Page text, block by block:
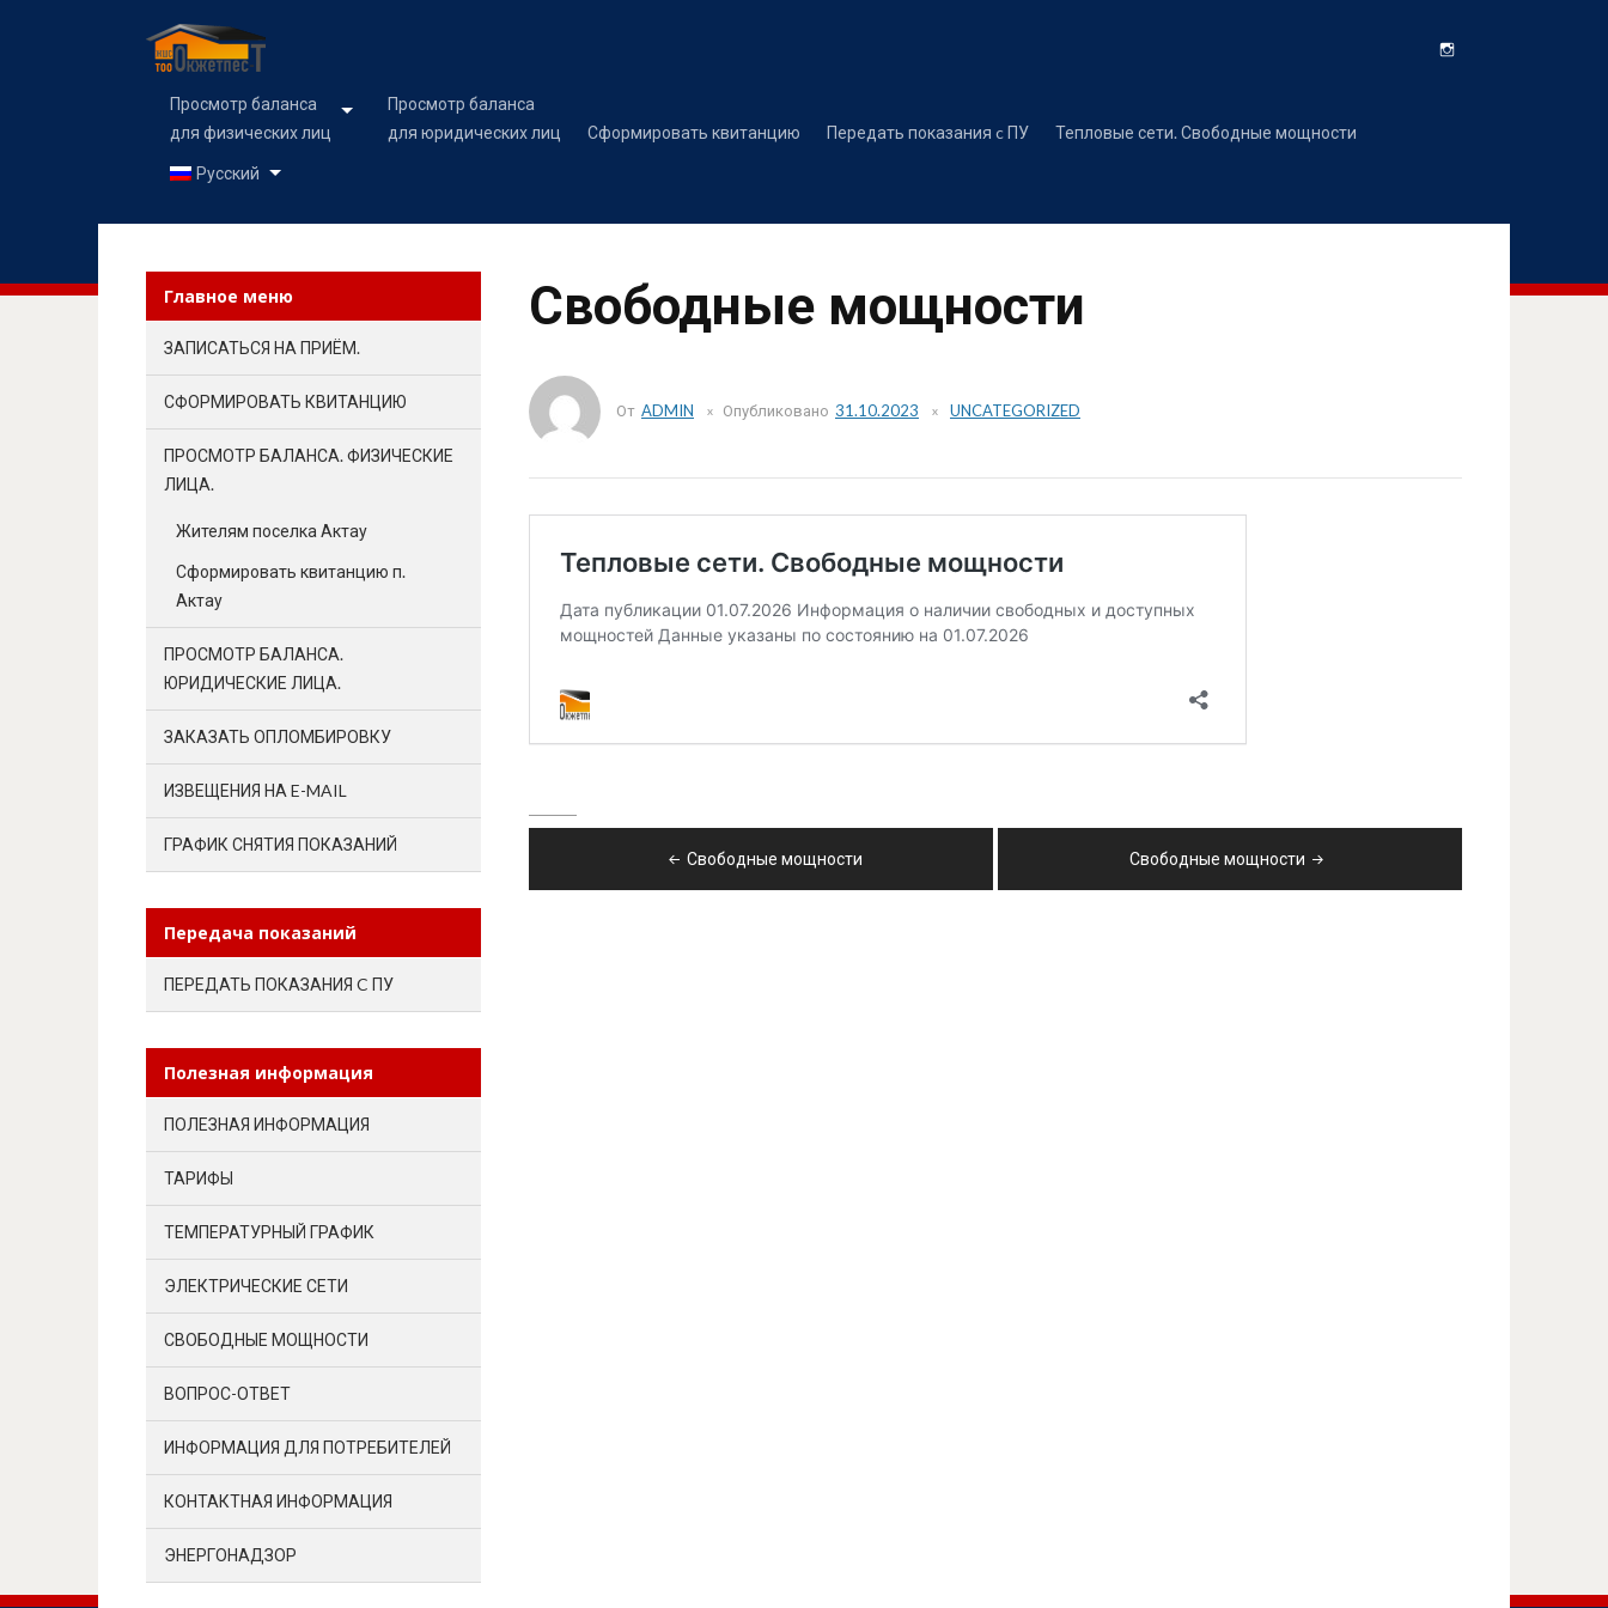
Просмотр баланса
для физических лиц
Просмотр баланса
для юридических лиц
Сформировать квитанцию Передать показания c ПУ
Тепловые сети. Свободные мощности
Русский
Свободные мощности
От ADMIN Опубликовано 31.10.2023 UNCATEGORIZED
Свободные мощности Свободные мощности
Главное меню
ЗАПИСАТЬСЯ НА ПРИЁМ.
СФОРМИРОВАТЬ КВИТАНЦИЮ
ПРОСМОТР БАЛАНСА. ФИЗИЧЕСКИЕ
ЛИЦА.
Жителям поселка Актау
Сформировать квитанцию п.
Актау
ПРОСМОТР БАЛАНСА.
ЮРИДИЧЕСКИЕ ЛИЦА.
ЗАКАЗАТЬ ОПЛОМБИРОВКУ
ИЗВЕЩЕНИЯ НА E-MAIL
ГРАФИК СНЯТИЯ ПОКАЗАНИЙ
Передача показаний
ПЕРЕДАТЬ ПОКАЗАНИЯ C ПУ
Полезная информация
ПОЛЕЗНАЯ ИНФОРМАЦИЯ
ТАРИФЫ
ТЕМПЕРАТУРНЫЙ ГРАФИК
ЭЛЕКТРИЧЕСКИЕ СЕТИ
СВОБОДНЫЕ МОЩНОСТИ
ВОПРОС-ОТВЕТ
ИНФОРМАЦИЯ ДЛЯ ПОТРЕБИТЕЛЕЙ
КОНТАКТНАЯ ИНФОРМАЦИЯ
ЭНЕРГОНАДЗОР